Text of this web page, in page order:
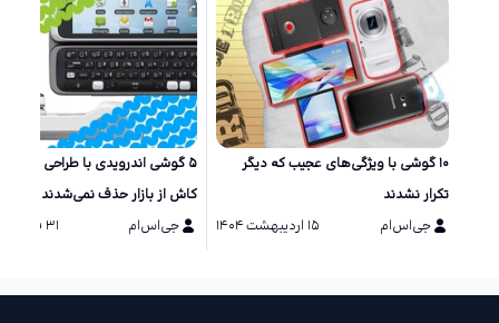
۱۰ گوشی‌ با ویژگی‌های عجیب که دیگر
تکرار نشدند
جی‌اس‌ام
۱۵ اردیبهشت ۱۴۰۴
۵ گوشی اندرویدی با طراحی خاص
کاش از بازار حذف نمی‌شدند
جی‌اس‌ام
۳۱ فروردین ۱۴۰۴